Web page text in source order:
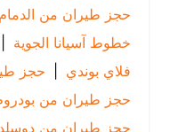
حجز طيران من الدمام إلى
خطوط آسيانا الجوية
|
فلاي بوندي | حجز طيران
حجز طيران من بودروم إلى
حجز طيران من دوسلدورف